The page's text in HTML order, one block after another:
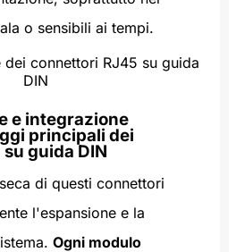
o sensibili ai tempi.
e integrazione
principali dei
guida DIN
di questi connettori
l'espansione e la
Ogni modulo